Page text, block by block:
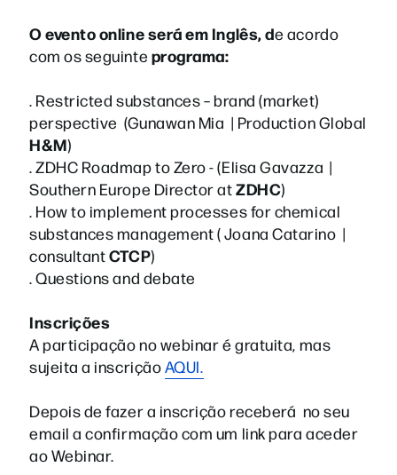
O evento online será em Inglês, de acordo
com os seguinte programa:
. Restricted substances – brand (market)
perspective (Gunawan Mia | Production Global
H&M)
. ZDHC Roadmap to Zero - (Elisa Gavazza |
Southern Europe Director atZDHC)
. How to implement processes for chemical
substances management ( Joana Catarino |
consultantCTCP)
. Questions and debate
Inscrições
A participação no webinar é gratuita, mas
sujeita a inscriçãoAQUI.
Depois de fazer a inscrição receberá no seu
email a confirmação com um link para aceder
ao Webinar.